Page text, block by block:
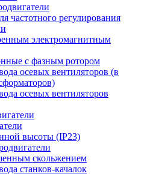
частотного регулирования
электромагнитным
с фазным ротором
осевых вентиляторов (в
осевых вентиляторов
высоты (IP23)
скольжением
станков-качалок